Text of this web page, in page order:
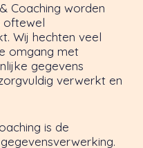
Coaching worden
oftewel
Wij hechten veel
omgang met
gegevens
verwerkt en
is de